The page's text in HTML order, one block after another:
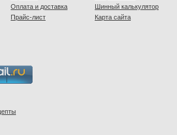
Оплата и доставка
Прайс-лист
Шинный калькулятор
Карта сайта